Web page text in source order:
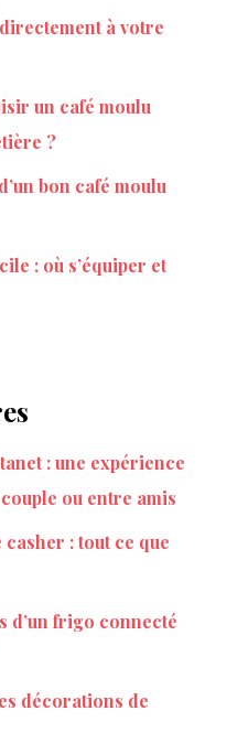
à votre
un café moulu
?
bon café moulu
: où s’équiper et
: une expérience
ou entre amis
: tout ce que
d’un frigo connecté
décorations de